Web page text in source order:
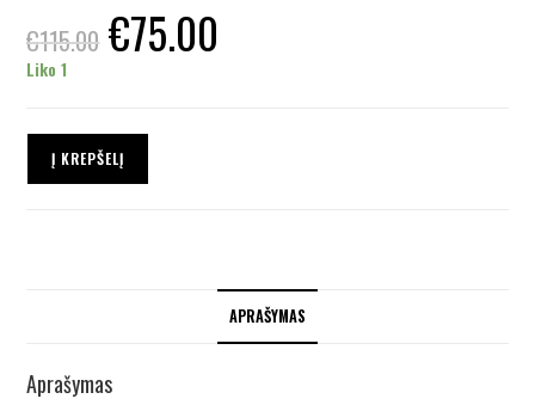
€115.00 €75.00
Liko 1
Į KREPŠELĮ
APRAŠYMAS
Aprašymas